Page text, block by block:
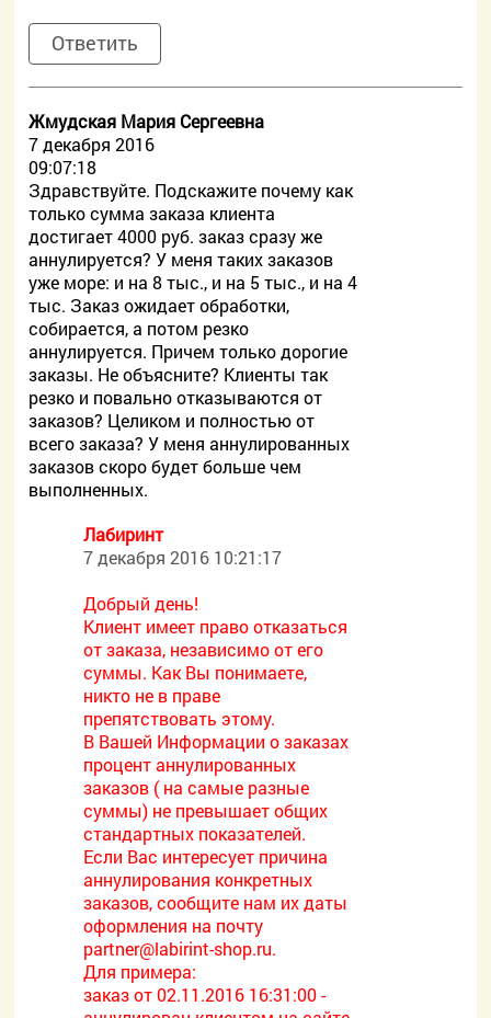
Ответить
Жмудская Мария Сергеевна
7 декабря 2016
09:07:18
Здравствуйте. Подскажите почему как
только сумма заказа клиента
достигает 4000 руб. заказ сразу же
аннулируется? У меня таких заказов
уже море: и на 8 тыс., и на 5 тыс., и на 4
тыс. Заказ ожидает обработки,
собирается, а потом резко
аннулируется. Причем только дорогие
заказы. Не объясните? Клиенты так
резко и повально отказываются от
заказов? Целиком и полностью от
всего заказа? У меня аннулированных
заказов скоро будет больше чем
выполненных.
Лабиринт
7 декабря 2016 10:21:17
Добрый день!
Клиент имеет право отказаться
от заказа, независимо от его
суммы. Как Вы понимаете,
никто не в праве
препятствовать этому.
В Вашей Информации о заказах
процент аннулированных
заказов ( на самые разные
суммы) не превышает общих
стандартных показателей.
Если Вас интересует причина
аннулирования конкретных
заказов, сообщите нам их даты
оформления на почту
partner@labirint-shop.ru.
Для примера:
заказ от 02.11.2016 16:31:00 -